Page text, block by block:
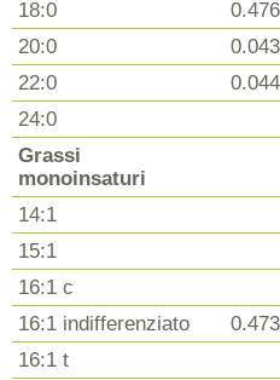
18:0
0.476
20:0
0.043
22:0
0.044
24:0
Grassi
monoinsaturi
14:1
15:1
16:1 c
16:1 indifferenziato
0.473
16:1 t